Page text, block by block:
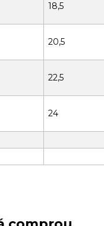
18,5
20,5
22,5
24